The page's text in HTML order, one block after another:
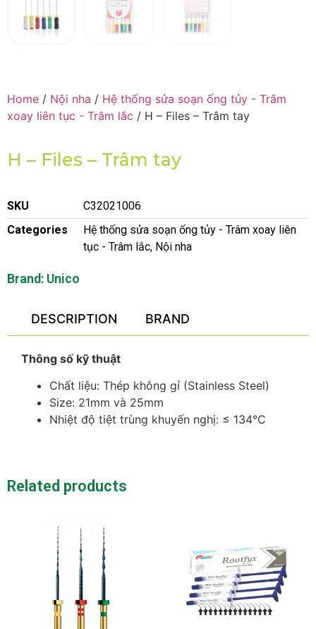
Home / Nội nha / Hệ thống sửa soạn ống tủy - Trâm
xoay liên tục - Trâm lắc / H – Files – Trâm tay
H – Files – Trâm tay
SKU
C32021006
Categories
Hệ thống sửa soạn ống tủy - Trâm xoay liên
tục - Trâm lắc, Nội nha
Brand: Unico
DESCRIPTION BRAND
Thông số kỹ thuật
Chất liệu: Thép không gỉ (Stainless Steel)
Size: 21mm và 25mm
Nhiệt độ tiệt trùng khuyến nghị: ≤ 134°C
Related products